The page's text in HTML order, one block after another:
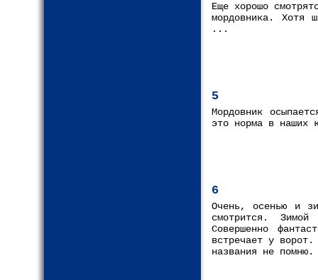
Еще хорошо
мордовника. Хотя
...
5
Мордовник
это норма в наших
6
Очень, осенью и
смотрится. Зимой
Совершенно
встречает у
названия не помню.